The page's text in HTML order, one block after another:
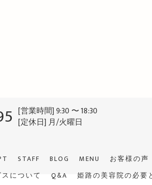
[営業時間] 9:30 〜 18:30
[定休日] 月/火曜日
STAFF BLOG MENU お客様の声
について
Q&A 姫路の美容院の必要